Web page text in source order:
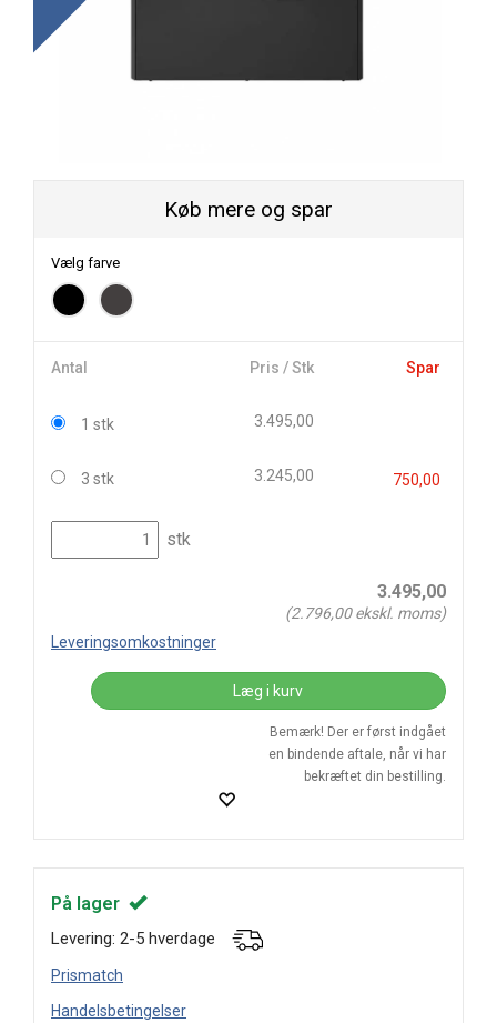
Køb mere og spar
Vælg farve
Antal Pris / Stk Spar
1 stk 3.495,00
3 stk 3.245,00 750,00
stk
3.495,00
(2.796,00ekskl. moms)
Leveringsomkostninger
Læg i kurv
Bemærk! Der er først indgået
en bindende aftale, når vi har
bekræftet din bestilling.
På lager
Levering: 2-5 hverdage
Prismatch
Handelsbetingelser